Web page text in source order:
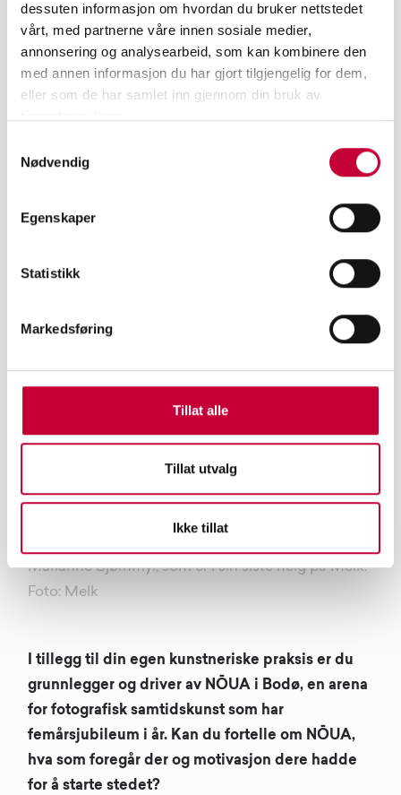
dessuten informasjon om hvordan du bruker nettstedet
vårt, med partnerne våre innen sosiale medier,
annonsering og analysearbeid, som kan kombinere den
med annen informasjon du har gjort tilgjengelig for dem,
eller som de har samlet inn gjennom din bruk av
Nødvendig
Egenskaper
Statistikk
Markedsføring
Tillat alle
Tillat utvalg
Ikke tillat
produsere gjenstandene - de reduseres til en
teknisk gjenstand kun for utstillingen, som et
epitafium over tapte minner. Som kunstner er jeg
opptatt av fotografiets bruk som en referanse til
historiefortelling. Objektene, har som avstøpninger
evig runddans mellom kopier og representasjon av
Marianne Bjørnmyr, som er i sin siste helg på Melk.
Foto: Melk
I tillegg til din egen kunstneriske praksis er du
grunnlegger og driver av NŌUA i Bodø, en arena
for fotografisk samtidskunst som har
femårsjubileum i år. Kan du fortelle om NŌUA,
hva som foregår der og motivasjon dere hadde
for å starte stedet?